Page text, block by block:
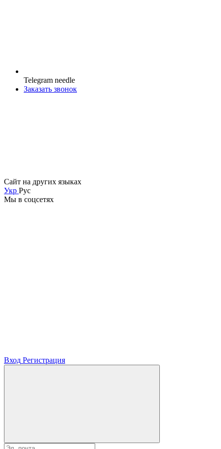
Telegram needle
Заказать звонок
Сайт на других языках
Укр Рус
Мы в соцсетях
Вход Регистрация